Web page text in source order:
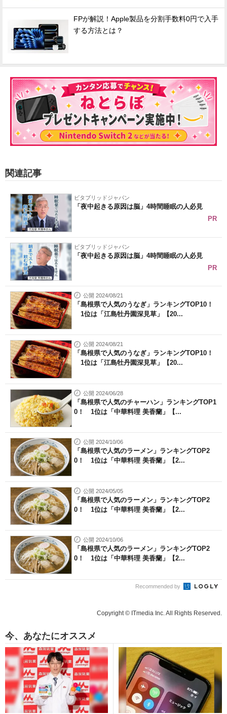
FPが解説！Apple製品を分割手数料0円で入手
する方法とは？
関連記事
ビタブリッドジャパン
「夜中起きる原因は脳」4時間睡眠の人必見
PR
ビタブリッドジャパン
「夜中起きる原因は脳」4時間睡眠の人必見
PR
公開 2024/08/21
「島根県で人気のうなぎ」ランキングTOP10！
1位は「江島牡丹園深見草」【20...
公開 2024/08/21
「島根県で人気のうなぎ」ランキングTOP10！
1位は「江島牡丹園深見草」【20...
公開 2024/06/28
「島根県で人気のチャーハン」ランキングTOP1
0！ 1位は「中華料理 美香蘭」【...
公開 2024/10/06
「島根県で人気のラーメン」ランキングTOP2
0！ 1位は「中華料理 美香蘭」【2...
公開 2024/05/05
「島根県で人気のラーメン」ランキングTOP2
0！ 1位は「中華料理 美香蘭」【2...
公開 2024/10/06
「島根県で人気のラーメン」ランキングTOP2
0！ 1位は「中華料理 美香蘭」【2...
Recommended by
Copyright © ITmedia Inc. All Rights Reserved.
今、あなたにオススメ